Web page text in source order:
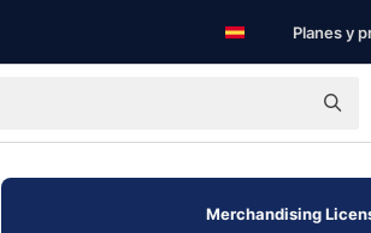
Planes y
Merchandising